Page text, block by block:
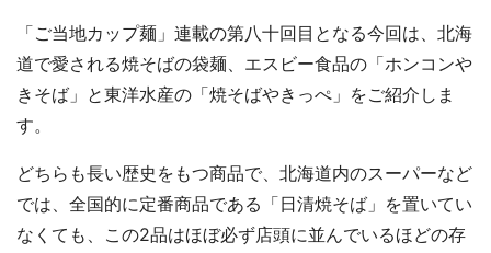
「ご当地カップ麺」連載の第八十回目となる今回は、北海
道で愛される焼そばの袋麺、エスビー食品の「ホンコンや
きそば」と東洋水産の「焼そばやきっぺ」をご紹介しま
す。
どちらも長い歴史をもつ商品で、北海道内のスーパーなど
では、全国的に定番商品である「日清焼そば」を置いてい
なくても、この2品はほぼ必ず店頭に並んでいるほどの存